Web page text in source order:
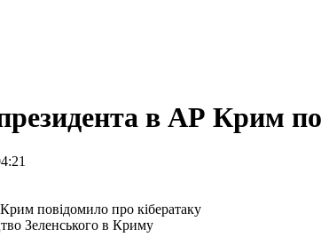
в АР Крим
Зеленського в Криму